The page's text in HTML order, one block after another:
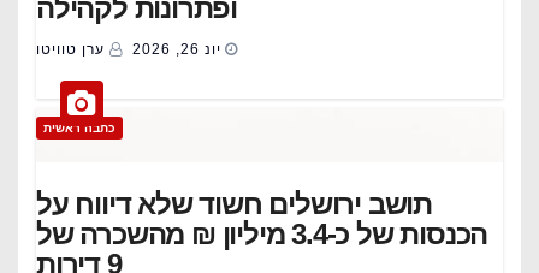
ופתרונות לקהילה
יונ 26, 2026 ערן טוויטו
כתבה ראשית
תושב ירושלים חשוד שלא דיווח על
הכנסות של כ-3.4 מיליון ₪ מהשכרה של
9 דירות